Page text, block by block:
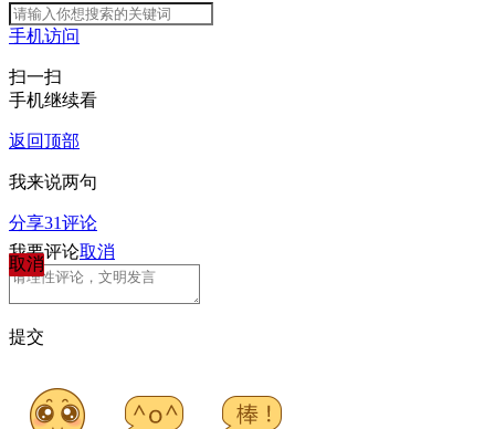
手机访问
扫一扫
手机继续看
返回顶部
我来说两句
分享31评论
取消
我要评论取消
提交